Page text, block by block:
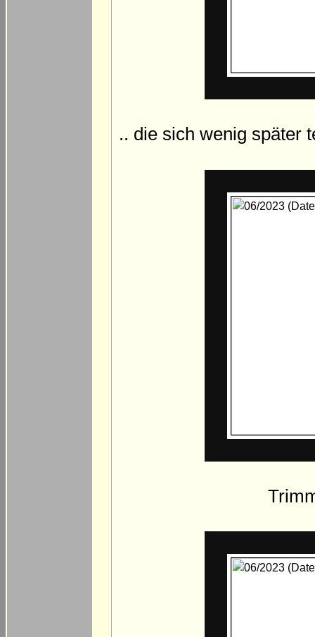
.. die sich wenig später